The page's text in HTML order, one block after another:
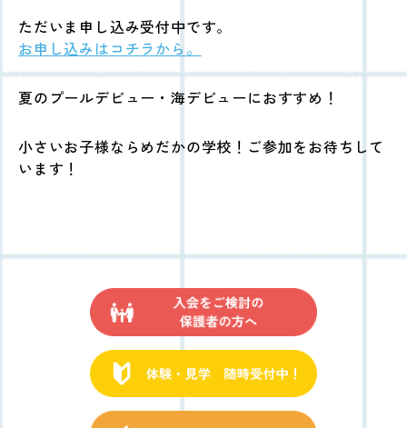
ただいま申し込み受付中です。
お申し込みはコチラから。
夏のプールデビュー・海デビューにおすすめ！
小さいお子様ならめだかの学校！ご参加をお待ちして
います！